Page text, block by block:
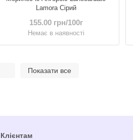
Lamora Сірий
155.00 грн/100г
Немає в наявності
Показати все
Клієнтам